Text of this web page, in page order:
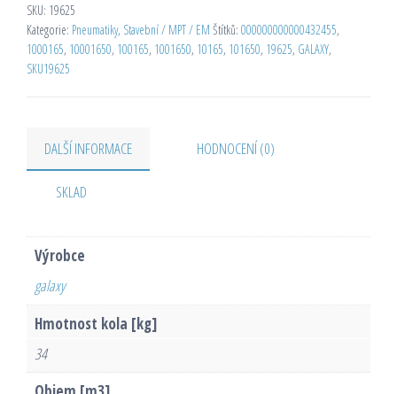
SKU: 19625
Kategorie: Pneumatiky, Stavební / MPT / EM Štítků: 000000000000432455,
1000165, 10001650, 100165, 1001650, 10165, 101650, 19625, GALAXY,
SKU19625
DALŠÍ INFORMACE HODNOCENÍ (0)
SKLAD
Výrobce
galaxy
Hmotnost kola [kg]
34